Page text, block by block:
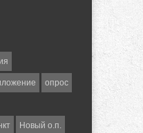
опрос
Новый о.п.